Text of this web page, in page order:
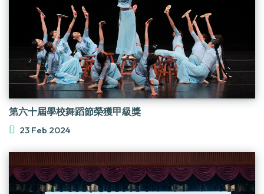
第六十屆學校舞蹈節榮獲甲級獎
23 Feb 2024